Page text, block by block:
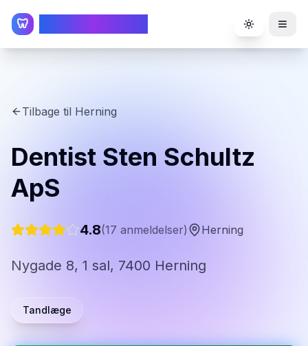
🦷 Toggle
Tilbage til Herning
Dentist Sten Schultz
ApS
4.8(17 anmeldelser) Herning
Nygade 8, 1 sal, 7400 Herning
Tandlæge